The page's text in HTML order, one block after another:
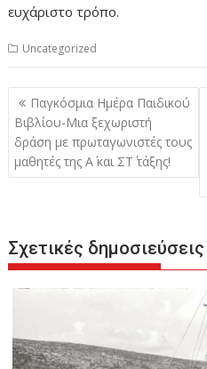
ευχάριστο τρόπο.
Uncategorized
Πλοήγηση
άρθρων
Παγκόσμια Ημέρα Παιδικού
Βιβλίου-Μια ξεχωριστή
δράση με πρωταγωνιστές τους
μαθητές της Α΄ και ΣΤ΄ τάξης!
Σχετικές δημοσιεύσεις